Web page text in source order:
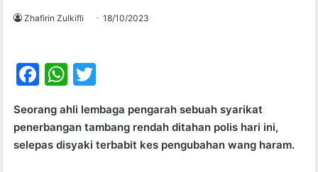
Zhafirin Zulkifli 18/10/2023
F
c
e
W
at
s
itt
er
Seorang ahli lembaga pengarah sebuah syarikat
penerbangan tambang rendah ditahan polis hari ini,
selepas disyaki terbabit kes pengubahan wang haram.